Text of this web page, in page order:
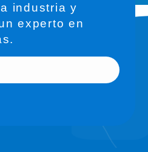
industria y
experto en